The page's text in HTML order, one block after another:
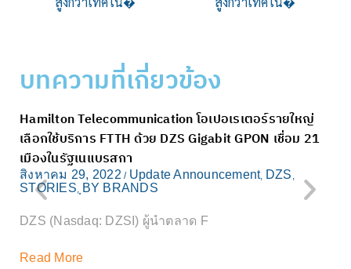
บทความที่เกี่ยวข้อง
Hamilton Telecommunication โอเปอเรเตอร์รายใหญ่
เลือกใช้บริการ FTTH ด้วย DZS Gigabit GPON เชื่อม 21
เมืองในรัฐเนแบรสกา
สิงหาคม 29, 2022 / Update Announcement, DZS ,
STORIES, ฺBY BRANDS
DZS (Nasdaq: DZSI) ผู้นำตลาด F
Read More